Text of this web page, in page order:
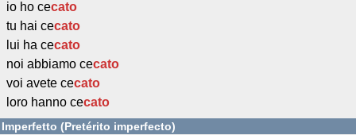
io ho cecato
tu hai cecato
lui ha cecato
noi abbiamo cecato
voi avete cecato
loro hanno cecato
Imperfetto (Pretérito imperfecto)